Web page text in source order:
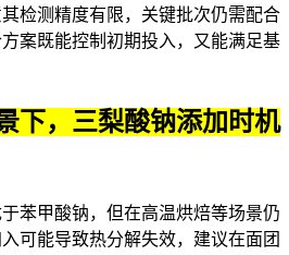
检测精度有限，关键批次仍需配合
案既能控制初期投入，又能满足基
下，三梨酸钠添加时机
苯甲酸钠，但在高温烘焙等场景仍
可能导致热分解失效，建议在面团